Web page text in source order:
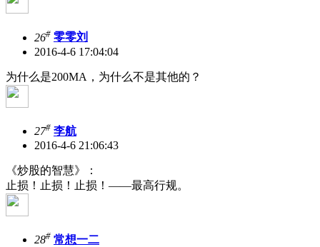
26# 零零刘
2016-4-6 17:04:04
为什么是200MA，为什么不是其他的？
27# 李航
2016-4-6 21:06:43
《炒股的智慧》：
止损！止损！止损！——最高行规。
28# 常想一二